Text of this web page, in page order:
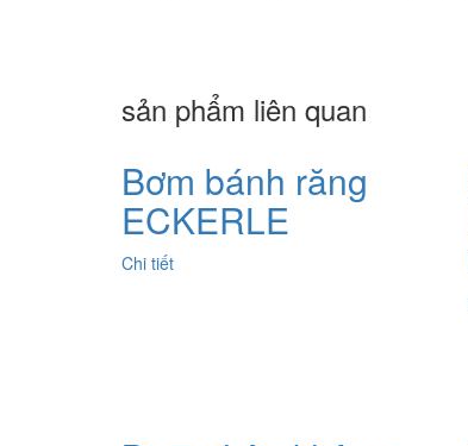
sản phẩm liên quan
Bơm bánh răng
ECKERLE
Chi tiết